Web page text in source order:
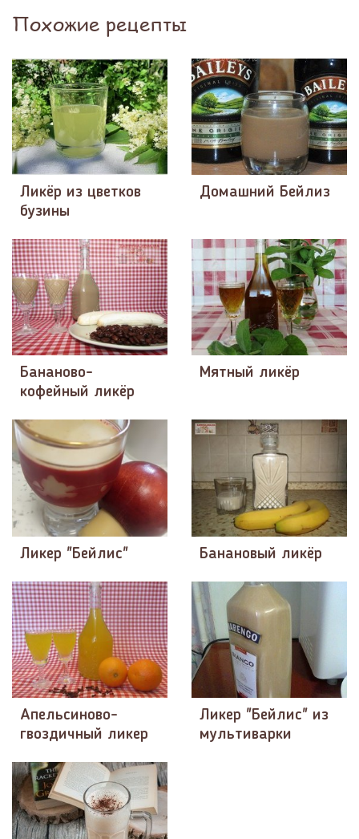
Похожие рецепты
Ликёр из цветков
бузины
Домашний Бейлиз
Бананово-
кофейный ликёр
Мятный ликёр
Ликер "Бейлис" Банановый ликёр
Апельсиново-
гвоздичный ликер
Ликер "Бейлис" из
мультиварки